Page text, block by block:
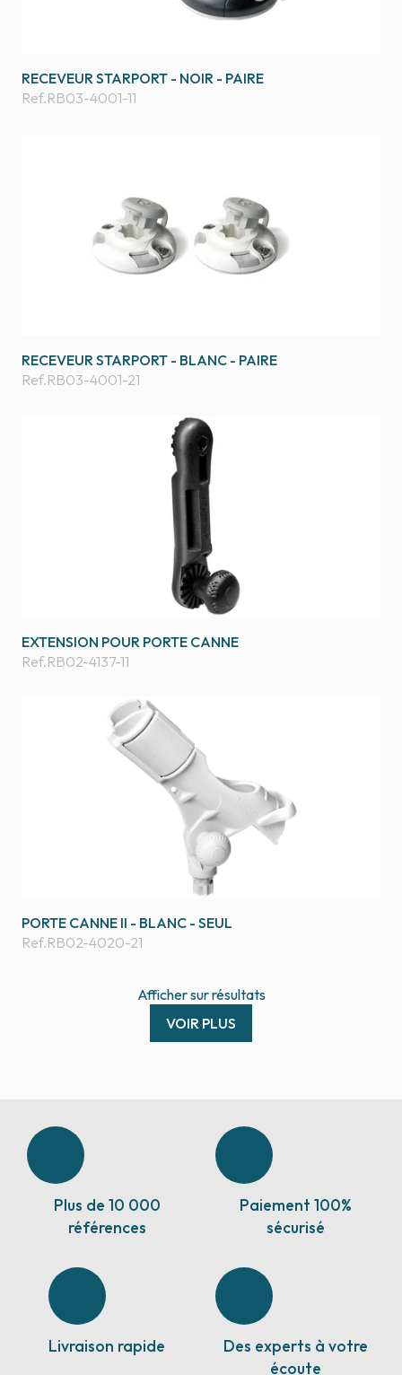
RECEVEUR STARPORT - NOIR - PAIRE
Ref.RB03-4001-11
RECEVEUR STARPORT - BLANC - PAIRE
Ref.RB03-4001-21
EXTENSION POUR PORTE CANNE
Ref.RB02-4137-11
PORTE CANNE II - BLANC - SEUL
Ref.RB02-4020-21
Affichersurrésultats
VOIR PLUS
Plus de 10 000
références
Paiement 100%
sécurisé
Livraison rapide
Des experts à votre
écoute